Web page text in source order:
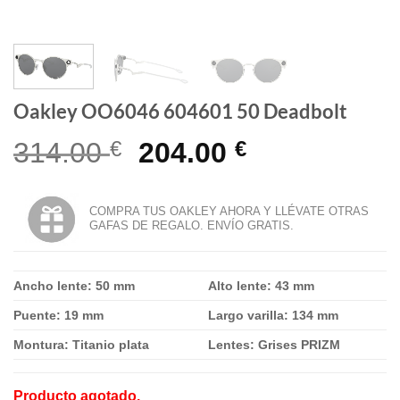
Oakley OO6046 604601 50 Deadbolt
314.00€
El
original
era:
204.00 €El
actual
es:
COMPRA TUS OAKLEY AHORA Y LLÉVATE OTRAS
GAFAS DE REGALO. ENVÍO GRATIS.
Ancho lente: 50 mm Alto lente: 43 mm
Puente: 19 mm Largo varilla: 134 mm
Montura: Titanio plata Lentes: Grises PRIZM
Producto agotado.